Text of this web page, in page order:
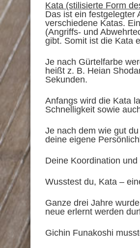
Kata (stilisierte Form
Das ist ein festgelegter
verschiedene Katas.
(Angriffs- und
gibt. Somit ist die Kata
Je nach Gürtelfarbe
heißt z. B. Heian
Sekunden.
Anfangs wird die Kata
Schnelligkeit sowie
Je nach dem wie gut
deine eigene
Deine Koordination
Wusstest du, Kata –
Ganze drei Jahre
neue erlernt werden
Gichin Funakoshi